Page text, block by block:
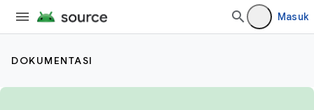
Masuk
DOKUMENTASI